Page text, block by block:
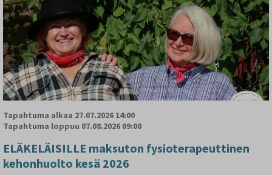
Tapahtuma alkaa 27.07.2026 14:00
Tapahtuma loppuu 07.08.2026 09:00
ELÄKELÄISILLE maksuton fysioterapeuttinen
kehonhuolto kesä 2026